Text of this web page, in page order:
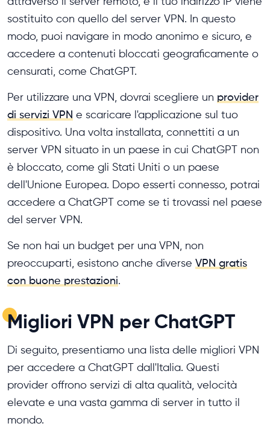
sostituito con quello del server VPN. In questo
modo, puoi navigare in modo anonimo e sicuro, e
accedere a contenuti bloccati geograficamente o
censurati, come ChatGPT.
Per utilizzare una VPN, dovrai scegliere un provider
di servizi VPN e scaricare l'applicazione sul tuo
dispositivo. Una volta installata, connettiti a un
server VPN situato in un paese in cui ChatGPT non
è bloccato, come gli Stati Uniti o un paese
dell'Unione Europea. Dopo esserti connesso, potrai
accedere a ChatGPT come se ti trovassi nel paese
del server VPN.
Se non hai un budget per una VPN, non
preoccuparti, esistono anche diverse VPN gratis
con buone prestazioni.
Migliori VPN per ChatGPT
Di seguito, presentiamo una lista delle migliori VPN
per accedere a ChatGPT dall'Italia. Questi
provider offrono servizi di alta qualità, velocità
elevate e una vasta gamma di server in tutto il
mondo.